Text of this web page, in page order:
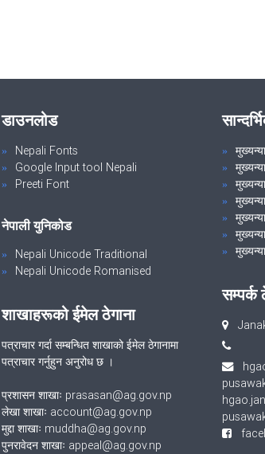
डाउनलोड
Nepali Fonts
Google Input tool Nepali
Preeti Font
नेपाली युनिकोड
Nepali Unicode Traditional
Nepali Unicode Romanised
शाखाहरूको ईमेल ठेगाना
पत्राचार गर्दा सम्बन्धित शाखाको ईमेल ठेगानामा
पत्राचार गर्नुहुन अनुरोध छ ।
प्रशासन शाखाः prasasan@ag.gov.np
लेखा शाखाः account@ag.gov.np
मुद्दा शाखाः muddha@ag.gov.np
पुनरावेदन शाखाः appeal@ag.gov.np
सम्पर्क